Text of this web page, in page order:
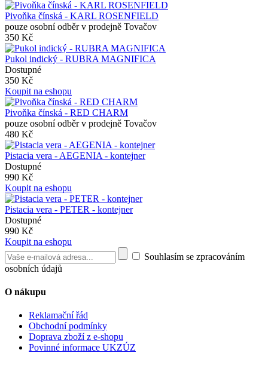
Pivoňka čínská - KARL ROSENFIELD
pouze osobní odběr v prodejně Tovačov
350 Kč
Pukol indický - RUBRA MAGNIFICA
Dostupné
350 Kč
Koupit na eshopu
Pivoňka čínská - RED CHARM
pouze osobní odběr v prodejně Tovačov
480 Kč
Pistacia vera - AEGENIA - kontejner
Dostupné
990 Kč
Koupit na eshopu
Pistacia vera - PETER - kontejner
Dostupné
990 Kč
Koupit na eshopu
Souhlasím se zpracováním
osobních údajů
O nákupu
Reklamační řád
Obchodní podmínky
Doprava zboží z e-shopu
Povinné informace UKZÚZ